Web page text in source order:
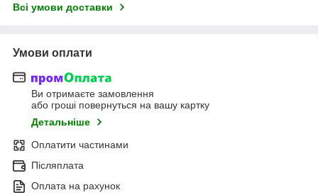
Всі умови доставки
Умови оплати
Ви отримаєте замовлення
або гроші повернуться на вашу картку
Детальніше
Оплатити частинами
Післяплата
Оплата на рахунок